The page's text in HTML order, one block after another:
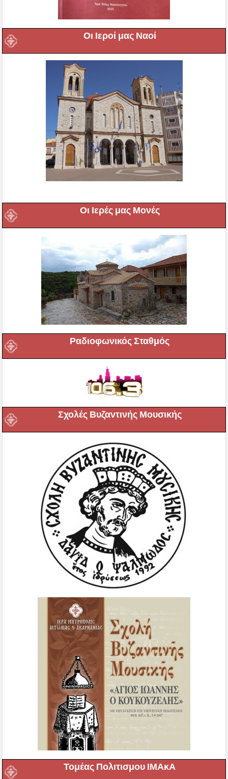
Οι Ιεροί μας Ναοί
Οι Ιερές μας Μονές
Ραδιοφωνικός Σταθμός
Σχολές Βυζαντινής Μουσικής
Τομέας Πολιτισμου ΙΜΑκΑ